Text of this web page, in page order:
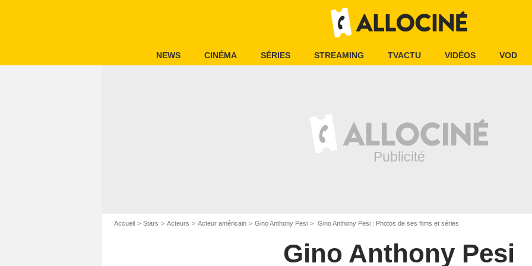
NEWS CINÉMA SÉRIES STREAMING TVACTU VIDÉOS VOD
Accueil Stars Acteurs Acteur américain Gino Anthony Pesi Gino Anthony Pesi : Photos de ses films et séries
Gino Anthony Pesi